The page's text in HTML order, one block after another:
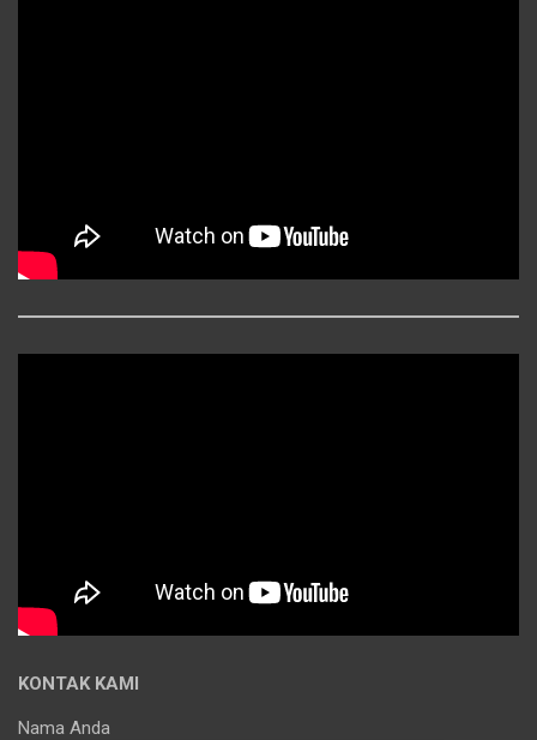
KONTAK KAMI
Nama Anda